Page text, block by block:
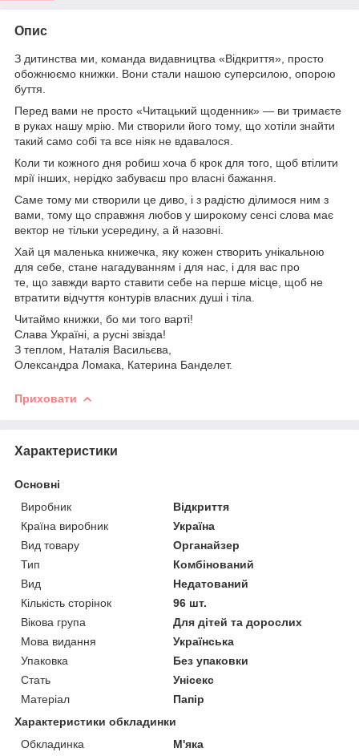
Опис
З дитинства ми, команда видавництва «Відкриття», просто
обожнюємо книжки. Вони стали нашою суперсилою, опорою
буття.
Перед вами не просто «Читацький щоденник» — ви тримаєте
в руках нашу мрію. Ми створили його тому, що хотіли знайти
такий само собі та все ніяк не вдавалося.
Коли ти кожного дня робиш хоча б крок для того, щоб втілити
мрії інших, нерідко забуваєш про власні бажання.
Саме тому ми створили це диво, і з радістю ділимося ним з
вами, тому що справжня любов у широкому сенсі слова має
вектор не тільки усередину, а й назовні.
Хай ця маленька книжечка, яку кожен створить унікальною
для себе, стане нагадуванням і для нас, і для вас про
те, що завжди варто ставити себе на перше місце, щоб не
втратити відчуття контурів власних душі і тіла.
Читаймо книжки, бо ми того варті!
Слава Україні, а русні звізда!
З теплом, Наталія Васильєва,
Олександра Ломака, Катерина Банделет.
Приховати
Характеристики
Основні
Виробник
Відкриття
Країна виробник
Україна
Вид товару
Органайзер
Тип
Комбінований
Вид
Недатований
Кількість сторінок
96 шт.
Вікова група
Для дітей та дорослих
Мова видання
Українська
Упаковка
Без упаковки
Стать
Унісекс
Матеріал
Папір
Характеристики обкладинки
Обкладинка
М'яка